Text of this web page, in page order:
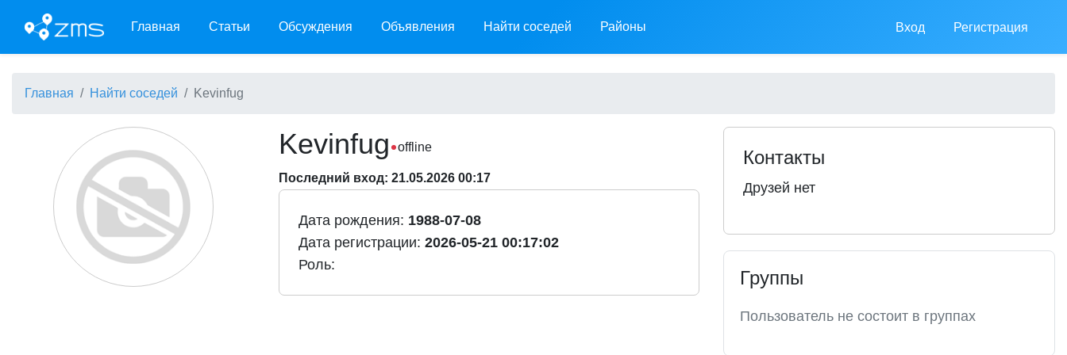
Главная Статьи Обсуждения Объявления Найти соседей Районы Вход Регистрация
Главная Найти соседей Kevinfug
Kevinfug offline
Последний вход: 21.05.2026 00:17
Дата рождения: 1988-07-08
Дата регистрации: 2026-05-21 00:17:02
Роль:
Контакты
Друзей нет
Группы
Пользователь не состоит в группах